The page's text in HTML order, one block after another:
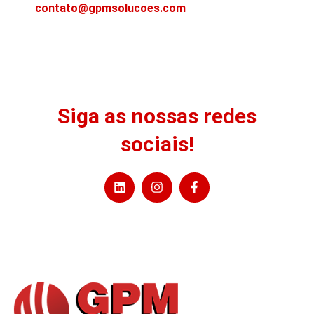
contato@gpmsolucoes.com
Siga as nossas redes
sociais!